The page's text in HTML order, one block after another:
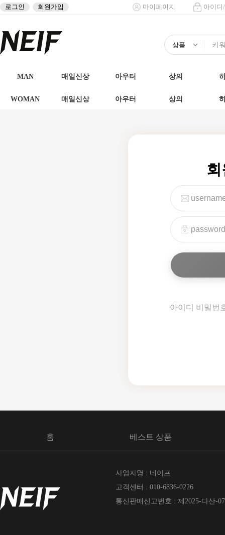
로그인 회원가입 마이페이지 아이디
MAN 매일신상 아우터 상의
WOMAN 매일신상 아우터 상의
아이디 비밀번
홈 베스트 상품
사업자명 : 네이프
고객센터 : 010-6836-0226
통신판매신고번호 : 제2025-다산-